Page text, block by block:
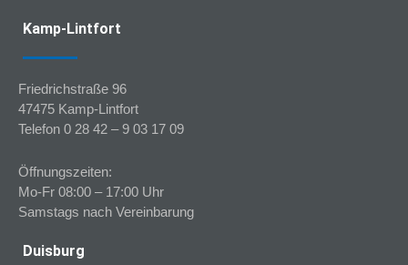
Kamp-Lintfort
Friedrichstraße 96
47475 Kamp-Lintfort
Telefon 0 28 42 – 9 03 17 09
Öffnungszeiten:
Mo-Fr 08:00 – 17:00 Uhr
Samstags nach Vereinbarung
Duisburg